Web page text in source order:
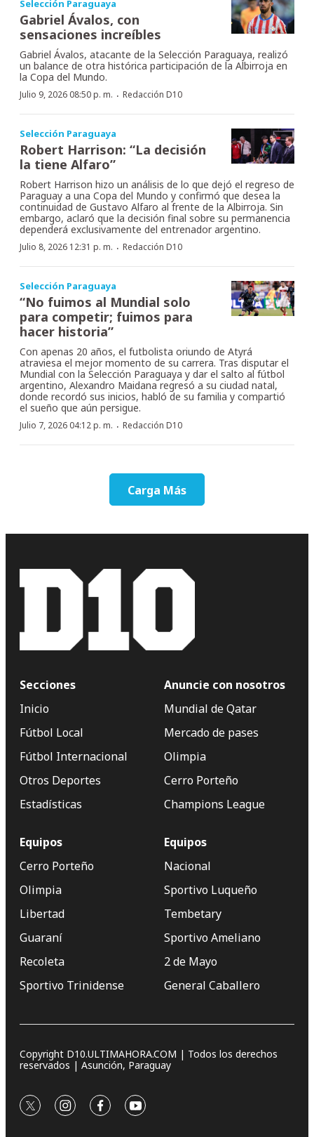
Selección Paraguaya
Gabriel Ávalos, con
sensaciones increíbles
Gabriel Ávalos, atacante de la Selección Paraguaya, realizó
un balance de otra histórica participación de la Albirroja en
la Copa del Mundo.
Julio 9, 2026 08:50 p. m. · Redacción D10
Selección Paraguaya
Robert Harrison: “La decisión
la tiene Alfaro”
Robert Harrison hizo un análisis de lo que dejó el regreso de
Paraguay a una Copa del Mundo y confirmó que desea la
continuidad de Gustavo Alfaro al frente de la Albirroja. Sin
embargo, aclaró que la decisión final sobre su permanencia
dependerá exclusivamente del entrenador argentino.
Julio 8, 2026 12:31 p. m. · Redacción D10
Selección Paraguaya
“No fuimos al Mundial solo
para competir; fuimos para
hacer historia”
Con apenas 20 años, el futbolista oriundo de Atyrá
atraviesa el mejor momento de su carrera. Tras disputar el
Mundial con la Selección Paraguaya y dar el salto al fútbol
argentino, Alexandro Maidana regresó a su ciudad natal,
donde recordó sus inicios, habló de su familia y compartió
el sueño que aún persigue.
Julio 7, 2026 04:12 p. m. · Redacción D10
Carga Más
Secciones
Inicio
Fútbol Local
Fútbol Internacional
Otros Deportes
Estadísticas
Anuncie con nosotros
Mundial de Qatar
Mercado de pases
Olimpia
Cerro Porteño
Champions League
Equipos
Cerro Porteño
Olimpia
Libertad
Guaraní
Recoleta
Sportivo Trinidense
Equipos
Nacional
Sportivo Luqueño
Tembetary
Sportivo Ameliano
2 de Mayo
General Caballero
Copyright D10.ULTIMAHORA.COM | Todos los derechos
reservados | Asunción, Paraguay
twitterinstagram
facebookyoutube